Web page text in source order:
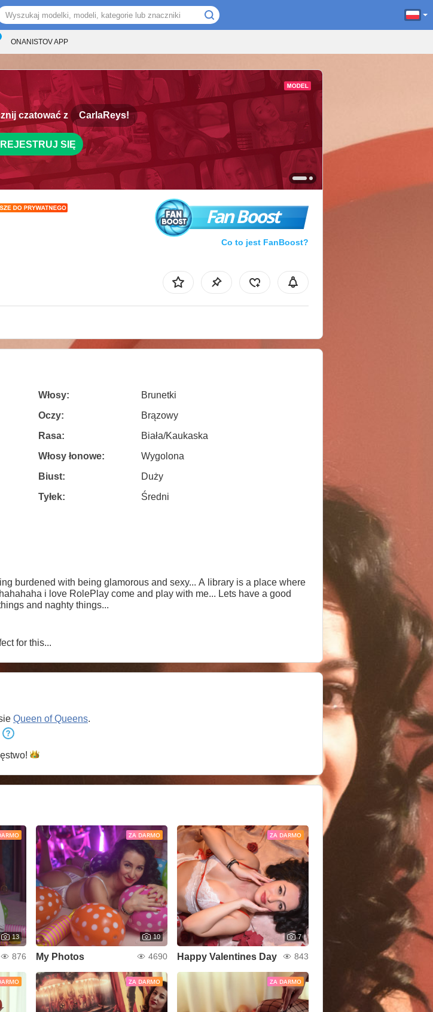
ONANISTOV APP
czatować z CarlaReys!
SIĘ
Fan Boost
Co to jest FanBoost?
Włosy:
Brunetki
Oczy:
Brązowy
Rasa:
Biała/Kaukaska
Włosy łonowe:
Wygolona
Biust:
Duży
Tyłek:
Średni
being glamorous and sexy... A library is a place where
have a good
and naghty things...
for this...
Queen of Queens.
13
876
ZA DARMO
10
My Photos 4690
ZA DARMO
7
Happy Valentines Day 843
ZA DARMO ZA DARMO